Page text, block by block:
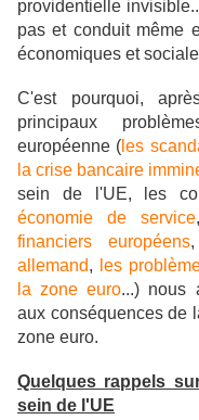
providentielle
pas et conduit même
économiques et
C'est pourquoi,
principaux
européenne ( les
la crise bancaire
sein de l'UE, les
économie de service
financiers européens
allemand,
les
la zone euro...) nous
aux conséquences de
zone euro.
Quelques rappels
sein de l'UE